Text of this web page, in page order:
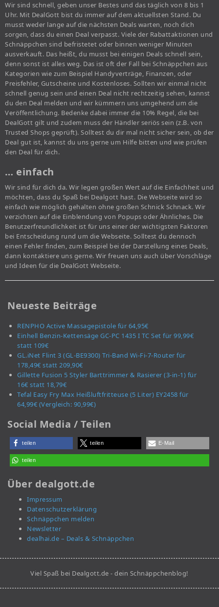
Wir sind schnell, geben unser Bestes und das täglich von 8 bis 1
Uhr. Mit DealGott bist du immer auf dem aktuellsten Stand. Du
musst weder lange auf die nächsten Deals warten, noch dich
sorgen, dass du einen Deal verpasst. Viele der Rabattaktionen und
Schnäppchen sind befristetet oder binnen weniger Minuten
ausverkauft. Das heißt, du musst bei einigen Deals schnell sein,
denn sonst ist alles weg. Das ist oft der Fall bei Schnäppchen aus
Kategorien wie zum Beispiel Handyverträge, Finanzen, oder
Preisfehler, Gutscheine und Kostenloses. Sollten wir einmal nicht
schnell genug sein und einen Deal nicht rechtzeitig sehen, kannst
du den Deal melden und wir kümmern uns umgehend um die
Veröffentlichung. Bedenke dabei immer die 10% Regel, die bei
DealGott gilt und zudem muss der Händler seriös sein (z.B. von
Trusted Shops geprüft). Solltest du dir mal nicht sicher sein, ob der
Deal gut ist, kannst du uns gerne um Hilfe bitten und wie prüfen
den Deal für dich.
… einfach
Wir sind für dich da. Wir legen großen Wert auf die Einfachheit und
möchten, dass du Spaß bei Dealgott hast. Die Webseite wird so
einfach wie möglich gehalten ohne großen Schnick Schnack. Wir
verzichten auf die Einblendung von Popups oder Ähnliches. Die
Benutzerfreundlichkeit ist für uns einer der wichtigsten Faktoren
bei Entscheidung rund um die Webseite. Solltest du dennoch
einen Fehler finden, zum Beispiel bei der Darstellung eines Deals,
dann kontaktiere uns gerne. Wir freuen uns auch über Vorschläge
und Ideen für die DealGott Webseite.
Neueste Beiträge
RENPHO Active Massagepistole für 64,95€
Einhell Benzin-Kettensäge GC-PC 1435 I TC Set für 99,99€
statt 109€
GL.iNet Flint 3 (GL-BE9300) Tri-Band Wi-Fi-7-Router für
178,49€ statt 209,90€
Gillette Fusion 5 Styler Barttrimmer & Rasierer (3-in-1) für
16€ statt 18,79€
Tefal Easy Fry Max Heißluftfritteuse (5 Liter) EY2458 für
64,99€ (Vergleich: 90,99€)
Social Media / Teilen
teilen teilen E-Mail
teilen
Über dealgott.de
Impressum
Datenschutzerklärung
Schnäppchen melden
Newsletter
dealhai.de – Deals & Schnäppchen
Viel Spaß bei Dealgott.de - dein Schnäppchenblog!